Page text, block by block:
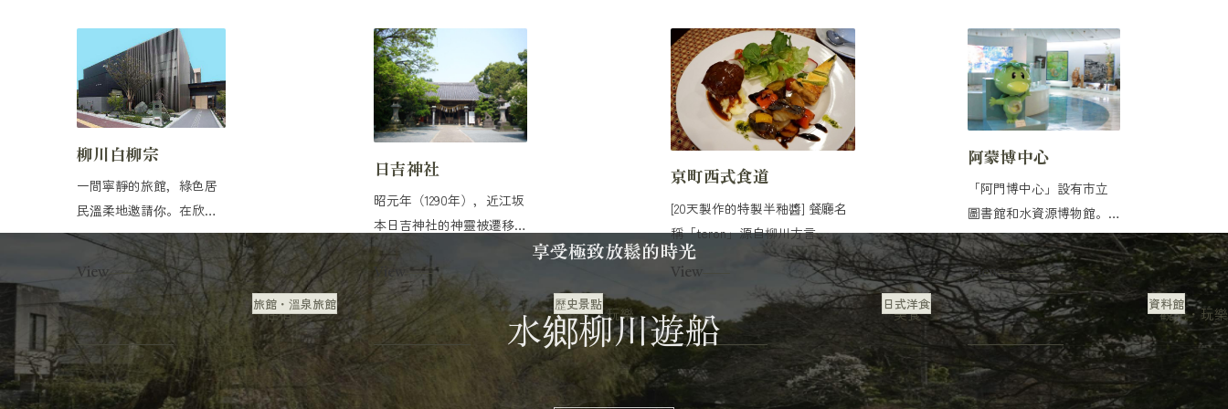
柳川白柳宗
一間寧靜的旅館，綠色居
民溫柔地邀請你。在欣賞
四季美景的花園時，請
住宿
旅館・溫泉旅館
View
日吉神社
昭元年（1290年），近江坂
本日吉神社的神靈被遷移
並升格為鎮。 他又稱「...
觀光・玩樂
歷史景點
View
京町西式食道
[20天製作的特製半釉醬] 餐廳名
稱「teron」源自柳川方言
「what a ronkan...
美食
日式洋食
View
阿蒙博中心
「阿門博中心」設有市立
圖書館和水資源博物館。
水博物館的設立旨在了解...
觀光・玩樂
資料館
View
享受極致放鬆的時光
水鄉柳川遊船